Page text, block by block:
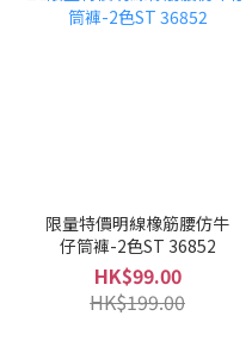
限量特價明線橡筋腰仿牛
仔筒褲-2色ST 36852
HK$99.00
HK$199.00